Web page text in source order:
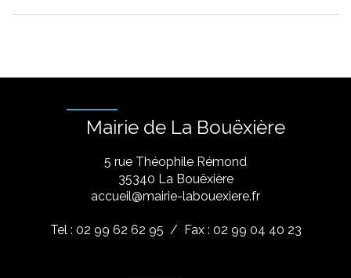
Mairie de La Bouëxière
5 rue Théophile Rémond
​35340 La Bouëxière
accueil@mairie-labouexiere.fr
Tel : 02 99 62 62 95 / Fax : 02 99 04 40 23